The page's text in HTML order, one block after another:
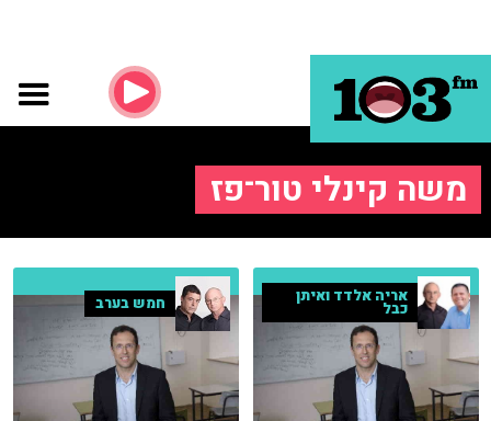
משה קינלי טור־פז
אריה אלדד ואיתן
כבל חמש בערב